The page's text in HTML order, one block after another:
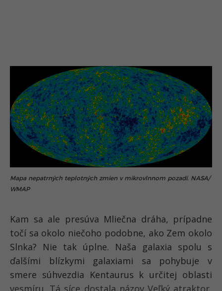
Mapa nepatrných teplotných zmien v mikrovlnnom pozadí. NASA/
WMAP
Kam sa ale presúva Mliečna dráha, prípadne
točí sa okolo niečoho podobne, ako Zem okolo
Slnka? Nie tak úplne. Naša galaxia spolu s
ďalšími blízkymi galaxiami sa pohybuje v
smere súhvezdia Kentaurus k určitej oblasti
vesmíru. Tá síce dostala názov Veľký atraktor,